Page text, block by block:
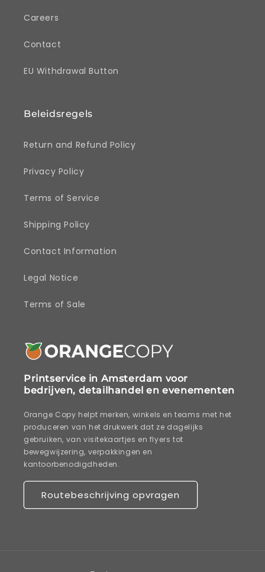
Careers
Contact
EU Withdrawal Button
Beleidsregels
Return and Refund Policy
Privacy Policy
Terms of Service
Shipping Policy
Contact Information
Legal Notice
Terms of Sale
Printservice in Amsterdam voor
bedrijven, detailhandel en evenementen
Orange Copy helpt merken, winkels en teams met het
produceren van het drukwerk dat ze dagelijks
gebruiken, van visitekaartjes en flyers tot
bewegwijzering, verpakkingen en
kantoorbenodigdheden.
Routebeschrijving opvragen